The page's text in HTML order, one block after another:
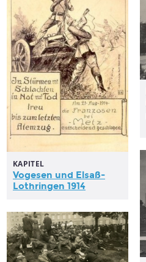
KAPITEL
Vogesen und Elsaß-
Lothringen 1914